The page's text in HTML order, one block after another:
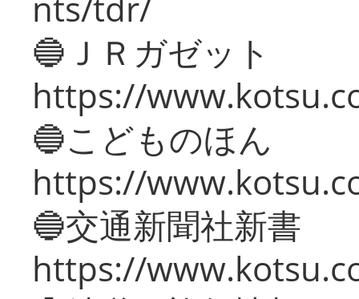
🔵ＪＲガゼット
https://
🔵こどものほん
https://
🔵交通新聞社新書
https://